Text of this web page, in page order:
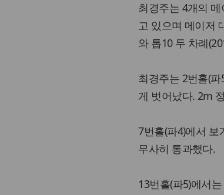
최경주는 4개의
고 있으며 메이저
와 톱10 두 차례
최경주는 2번홀(
게 벗어났다. 2m
7번홀(파4)에서
무사히 통과했다.
13번홀(파5)에서